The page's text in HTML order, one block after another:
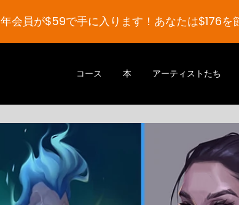
年会員が$59で手に入ります！あなたは$176を
コース 本 アーティストたち